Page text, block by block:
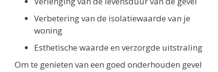
Verbetering van de isolatiewaarde van je
woning
Esthetische waarde en verzorgde uitstraling
Om te genieten van een goed onderhouden gevel